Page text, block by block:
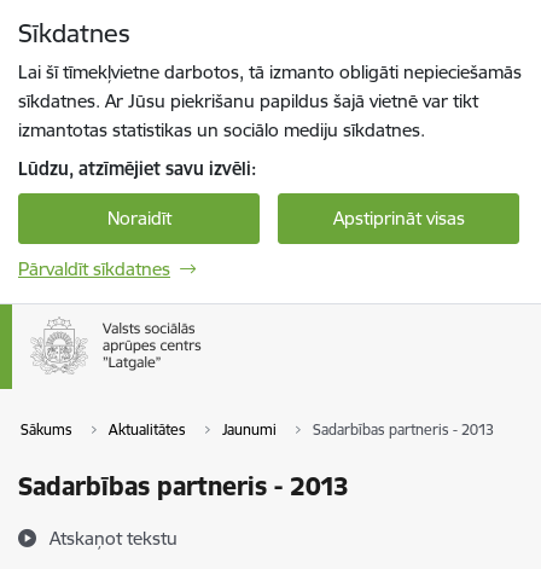
Sīkdatnes
Lai šī tīmekļvietne darbotos, tā izmanto obligāti nepieciešamās
sīkdatnes. Ar Jūsu piekrišanu papildus šajā vietnē var tikt
izmantotas statistikas un sociālo mediju sīkdatnes.
Lūdzu, atzīmējiet savu izvēli:
Noraidīt Apstiprināt visas
Pārvaldīt sīkdatnes
Sākums Aktualitātes Jaunumi Sadarbības partneris - 2013
Sadarbības partneris - 2013
Atskaņot tekstu